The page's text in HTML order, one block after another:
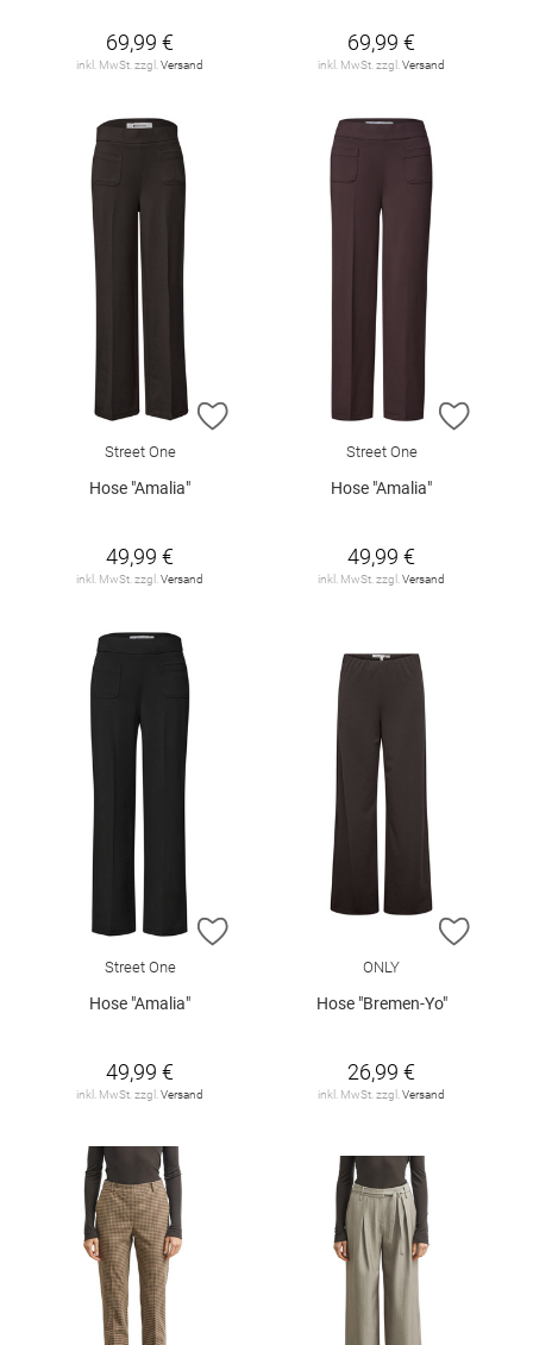
69,99 €
inkl. MwSt. zzgl. Versand
69,99 €
inkl. MwSt. zzgl. Versand
ZUR WUNSCHLISTE HINZUFÜGEN
Street One
Hose "Amalia"
49,99 €
inkl. MwSt. zzgl.Versand
ZUR
Street One
Hose "Amalia"
49,99 €
inkl. MwSt. zzgl.Versand
ZUR WUNSCHLISTE HINZUFÜGEN
Street One
Hose "Amalia"
49,99 €
inkl. MwSt. zzgl.Versand
ZUR
ONLY
Hose "Bremen-Yo"
26,99 €
inkl. MwSt. zzgl.Versand